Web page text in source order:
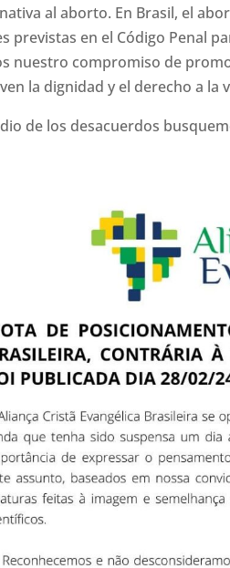
al aborto. En Brasil, el
previstas en el Código Penal
nuestro compromiso de
la dignidad y el derecho a
de los desacuerdos